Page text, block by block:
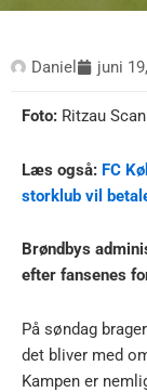
Daniel juni
Foto: Ritzau
Læs også: FC
storklub vil
Brøndbys
efter fansenes
På søndag
det bliver med
Kampen er